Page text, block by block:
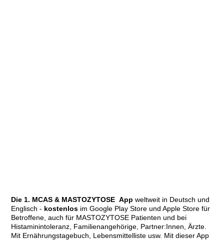
Die 1. MCAS & MASTOZYTOSE App weltweit in Deutsch und
Englisch - kostenlos im Google Play Store und Apple Store für
Betroffene, auch für MASTOZYTOSE Patienten und bei
Histaminintoleranz, Familienangehörige, Partner:Innen, Ärzte.
Mit Ernährungstagebuch, Lebensmittelliste usw. Mit dieser App